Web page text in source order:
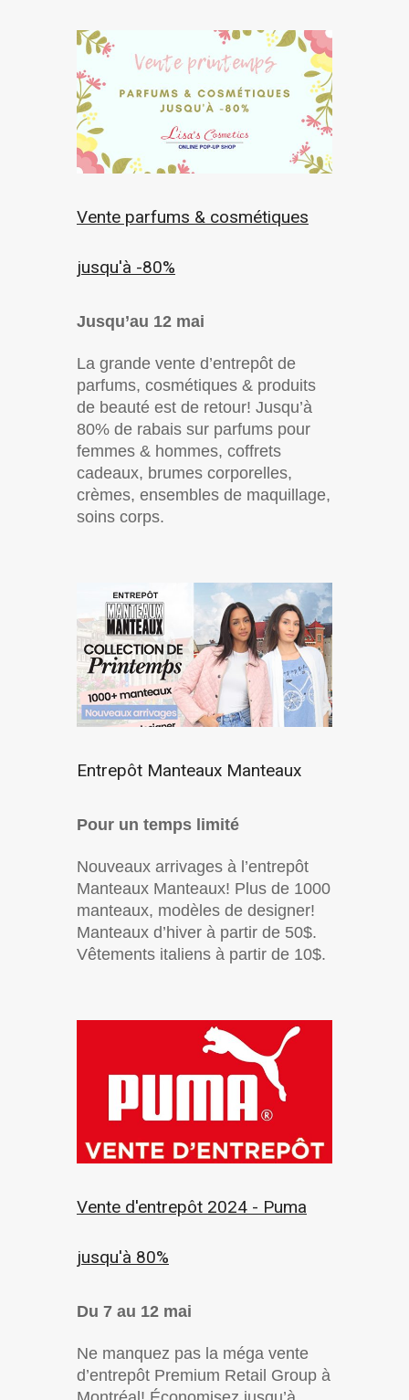
Vente parfums & cosmétiques
jusqu'à -80%
Jusqu’au 12 mai
La grande vente d’entrepôt de
parfums, cosmétiques & produits
de beauté est de retour! Jusqu’à
80% de rabais sur parfums pour
femmes & hommes, coffrets
cadeaux, brumes corporelles,
crèmes, ensembles de maquillage,
soins corps.
Entrepôt Manteaux Manteaux
Pour un temps limité
Nouveaux arrivages à l’entrepôt
Manteaux Manteaux! Plus de 1000
manteaux, modèles de designer!
Manteaux d’hiver à partir de 50$.
Vêtements italiens à partir de 10$.
Vente d'entrepôt 2024 - Puma
jusqu'à 80%
Du 7 au 12 mai
Ne manquez pas la méga vente
d’entrepôt Premium Retail Group à